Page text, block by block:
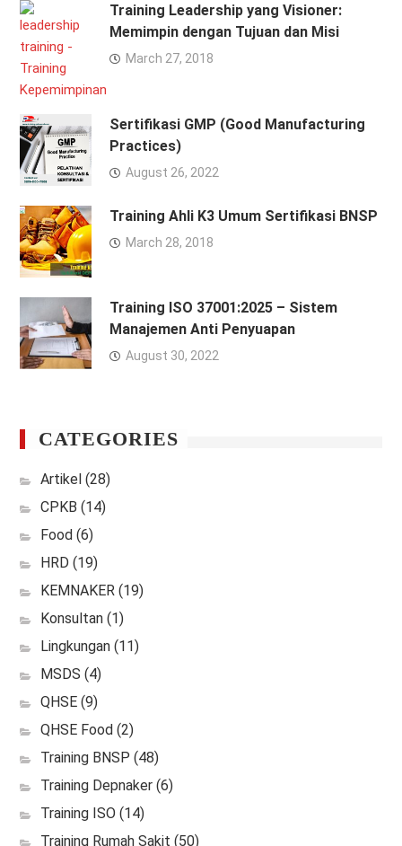
Training Leadership yang Visioner:
Memimpin dengan Tujuan dan Misi
March 27, 2018
Sertifikasi GMP (Good Manufacturing
Practices)
August 26, 2022
Training Ahli K3 Umum Sertifikasi BNSP
March 28, 2018
Training ISO 37001:2025 – Sistem
Manajemen Anti Penyuapan
August 30, 2022
CATEGORIES
Artikel(28)
CPKB (14)
Food(6)
HRD (19)
KEMNAKER(19)
Konsultan(1)
Lingkungan(11)
MSDS (4)
QHSE(9)
QHSE Food(2)
Training BNSP (48)
Training Depnaker(6)
Training ISO(14)
Training Rumah Sakit (50)